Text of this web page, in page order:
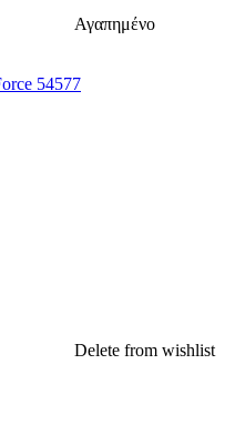
Αγαπημένο
Delete from wishlist